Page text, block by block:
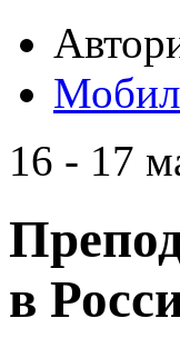
16 - 17
в